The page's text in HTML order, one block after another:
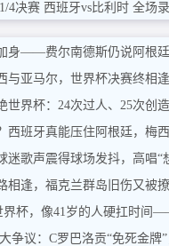
4决赛 西班牙vs比利时 全场
身——费尔南德斯仍说阿根廷
与亚马尔，世界杯决赛终相逢
相逢，福克兰群岛旧伤又被